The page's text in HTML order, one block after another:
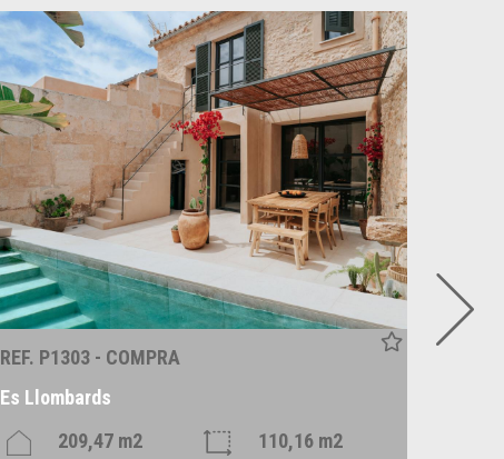
REF. P1303 - COMPRA
Es Llombards
209,47 m2
110,16 m2